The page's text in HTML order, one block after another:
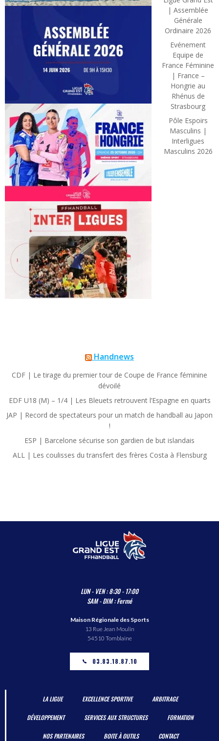
| Assemblée
Générale
Ordinaire 2026
Evénement
Equipe de
France Féminine
| France –
Hongrie au
Rhénus de
Strasbourg
Pôle Espoirs
Masculins |
Interligues
Masculins 2026
Handnews
CDF | Le tirage du premier tour de Coupe de France féminine
dévoilé
EDF U18 (M) – 1/4 | Les Bleuets retrouvent l’Espagne en quarts
JAP | Record de spectateurs pour un match de handball au Japon
!
ESP | Barcelone sécurise son gardien de but islandais
ALL | Les coulisses du transfert des frères Costa à Flensburg
LUN - VEN : 8:30 - 17:00
SAM - DIM : Fermé
Maison Régionale des Sports
13 Rue Jean Moulin
54510 Tomblaine
03.83.18.87.10
LA LIGUE EXCELLENCE SPORTIVE ARBITRAGE
DÉVELOPPEMENT SERVICES AUX STRUCTURES FORMATION
NOS PARTENAIRES BOITE À OUTILS CONTACT